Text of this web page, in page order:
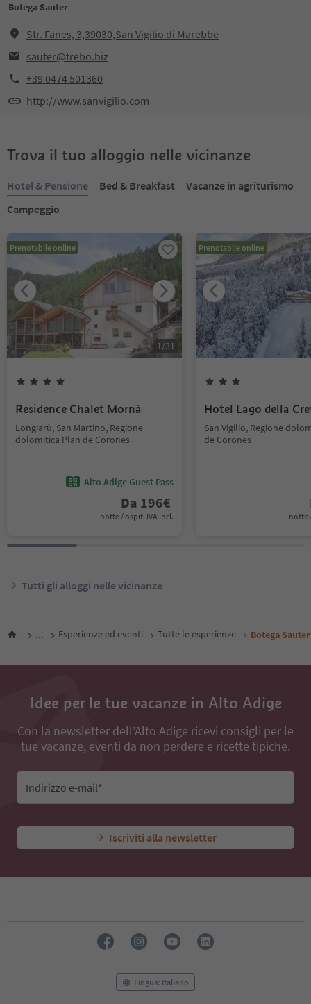
Botega Sauter
Str. Fanes, 3,39030,San Vigilio di Marebbe
sauter@trebo.biz
+39 0474 501360
http://www.sanvigilio.com
Trova il tuo alloggio nelle vicinanze
Hotel & Pensione Bed & Breakfast
Vacanze in agriturismo
Campeggio
Prenotabile online
1/31
Residence Chalet Mornà
Longiarù, San Martino, Regione
dolomitica Plan de Corones
Alto Adige Guest Pass
Da 196€
notte / ospiti IVA incl.
Prenotabile online
Hotel Lago della
San Vigilio, Regione
de Corones
notte
Tutti gli alloggi nelle vicinanze
... Esperienze ed eventi Tutte le esperienze Botega Sauter
Idee per le tue vacanze in Alto Adige
Con la newsletter dell’Alto Adige ricevi consigli per le
tue vacanze, eventi da non perdere e ricette tipiche.
Indirizzo e-mail*
Iscriviti alla newsletter
Lingua: Italiano